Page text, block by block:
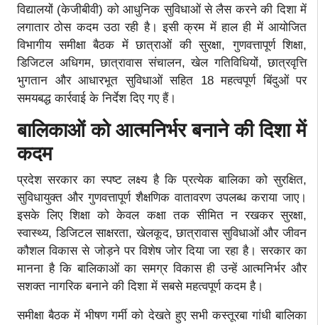
विद्यालयों (केजीबीवी) को आधुनिक सुविधाओं से लैस करने की दिशा में
लगातार ठोस कदम उठा रही है। इसी क्रम में हाल ही में आयोजित
विभागीय समीक्षा बैठक में छात्राओं की सुरक्षा, गुणवत्तापूर्ण शिक्षा,
डिजिटल अधिगम, छात्रावास संचालन, खेल गतिविधियों, छात्रवृत्ति
भुगतान और आधारभूत सुविधाओं सहित 18 महत्वपूर्ण बिंदुओं पर
समयबद्ध कार्रवाई के निर्देश दिए गए हैं।
बालिकाओं को आत्मनिर्भर बनाने की दिशा में
कदम
प्रदेश सरकार का स्पष्ट लक्ष्य है कि प्रत्येक बालिका को सुरक्षित,
सुविधायुक्त और गुणवत्तापूर्ण शैक्षणिक वातावरण उपलब्ध कराया जाए।
इसके लिए शिक्षा को केवल कक्षा तक सीमित न रखकर सुरक्षा,
स्वास्थ्य, डिजिटल साक्षरता, खेलकूद, छात्रावास सुविधाओं और जीवन
कौशल विकास से जोड़ने पर विशेष जोर दिया जा रहा है। सरकार का
मानना है कि बालिकाओं का समग्र विकास ही उन्हें आत्मनिर्भर और
सशक्त नागरिक बनाने की दिशा में सबसे महत्वपूर्ण कदम है।
समीक्षा बैठक में भीषण गर्मी को देखते हुए सभी कस्तूरबा गांधी बालिका